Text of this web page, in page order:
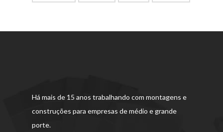
Há mais de 15 anos trabalhando com montagens e
construções para empresas de médio e grande
porte.